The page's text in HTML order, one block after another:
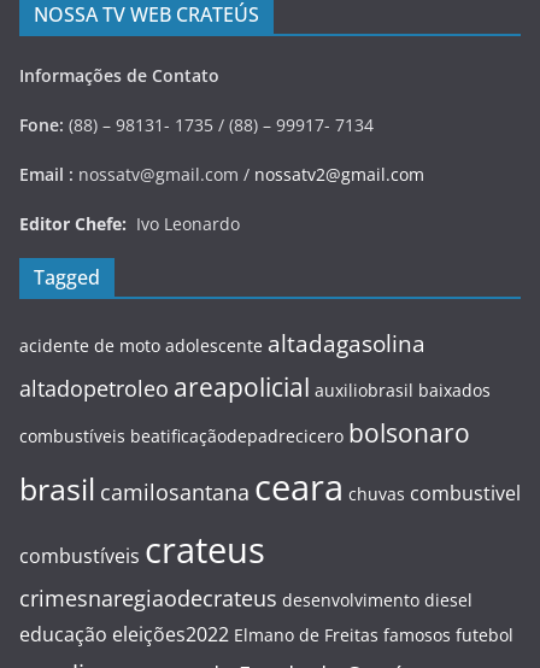
NOSSA TV WEB CRATEÚS
Informações de Contato
Fone: (88) – 98131- 1735 / (88) – 99917- 7134
Email : nossatv@gmail.com / nossatv2@gmail.com
Editor Chefe: Ivo Leonardo
Tagged
acidente de moto adolescente altadagasolina
altadopetroleo areapolicial auxiliobrasil baixados
combustíveis beatificaçãodepadrecicero bolsonaro
brasil camilosantana ceara chuvas combustivel
combustíveis crateus
crimesnaregiaodecrateus desenvolvimento diesel
educação eleições2022 Elmano de Freitas famosos futebol